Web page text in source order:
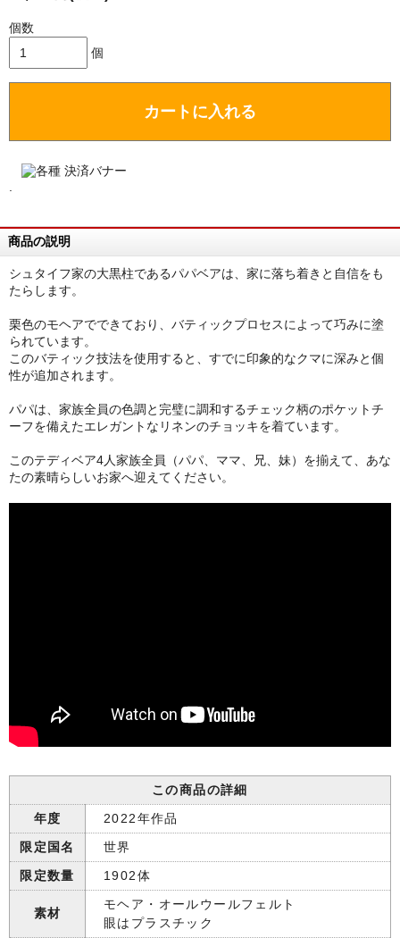
個数
個
カートに入れる
商品の説明
シュタイフ家の大黒柱であるパパベアは、家に落ち着きと自信をも
たらします。
栗色のモヘアでできており、バティックプロセスによって巧みに塗
られています。
このバティック技法を使用すると、すでに印象的なクマに深みと個
性が追加されます。
パパは、家族全員の色調と完璧に調和するチェック柄のポケットチ
ーフを備えたエレガントなリネンのチョッキを着ています。
このテディベア4人家族全員（パパ、ママ、兄、妹）を揃えて、あな
たの素晴らしいお家へ迎えてください。
この商品の詳細
年度
2022年作品
限定国名
世界
限定数量
1902体
素材
モヘア・オールウールフェルト
眼はプラスチック